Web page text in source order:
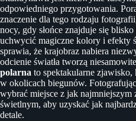
odpowiedniego przygotowania.
znaczenie dla tego rodzaju
nocy, gdy słońce znajduje się
uchwycić magiczne kolory i efekty
sprawia, że krajobraz nabiera
odcienie światła tworzą
polarna to spektakularne zjawisko,
w okolicach biegunów.
wybrać miejsce z jak najmniejszym
świetlnym, aby uzyskać jak
detale.